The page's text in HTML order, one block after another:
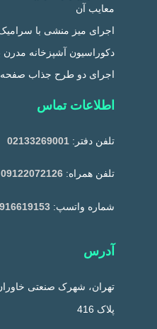
معایب آن
اجرای میز منشی با
دکوراسیون آشپزخانه مدرن
اجرای دو طرح جذاب صفحه
اطلاعات تماس
تلفن دفتر: 02133269001
تلفن همراه: 09122072126
شماره واتسپ:
آدرس
پلاک 416